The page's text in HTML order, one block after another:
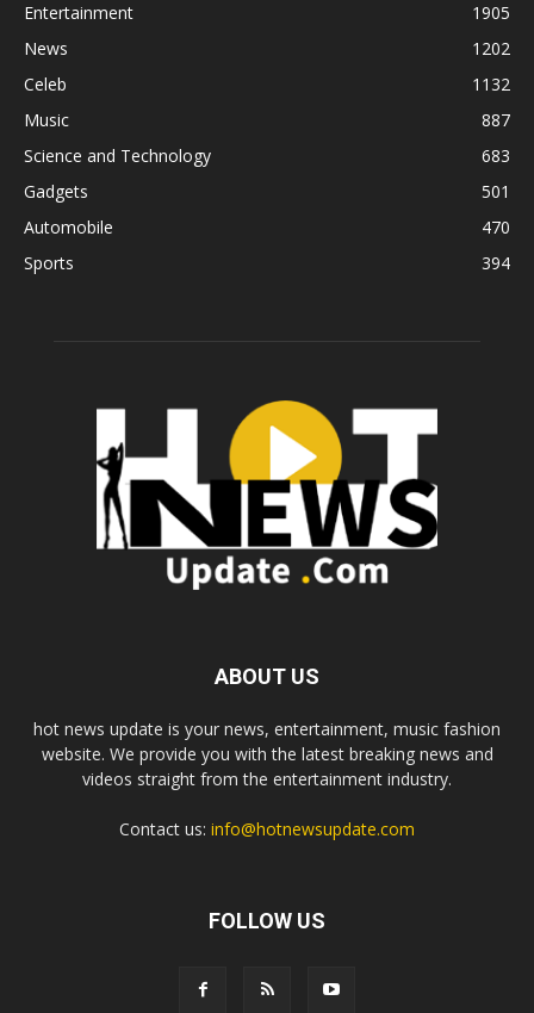
Entertainment
1905
News
1202
Celeb
1132
Music
887
Science and Technology
683
Gadgets
501
Automobile
470
Sports
394
ABOUT US
hot news update is your news, entertainment, music fashion
website. We provide you with the latest breaking news and
videos straight from the entertainment industry.
Contact us: info@hotnewsupdate.com
FOLLOW US